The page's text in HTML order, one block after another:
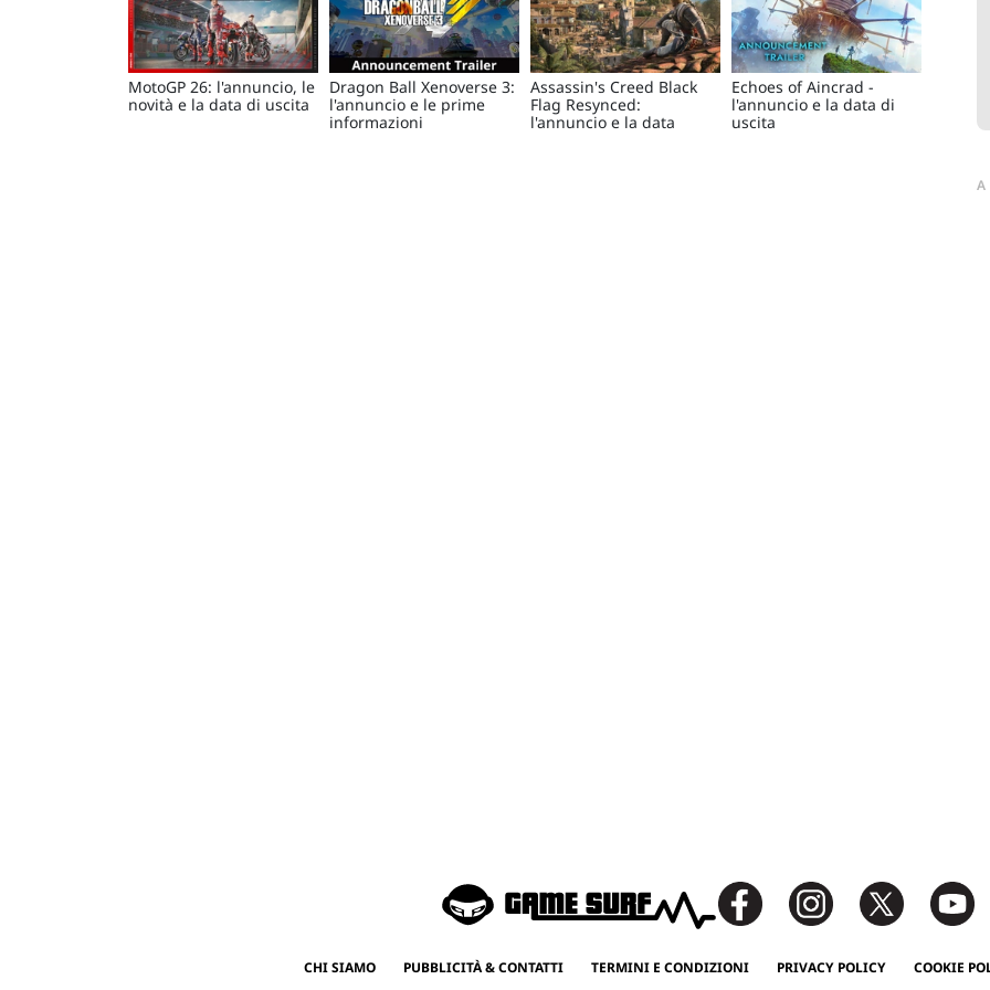
MotoGP 26: l'annuncio, le
novità e la data di uscita
Dragon Ball Xenoverse 3:
l'annuncio e le prime
informazioni
Assassin's Creed Black
Flag Resynced:
l'annuncio e la data
Echoes of Aincrad -
l'annuncio e la data di
uscita
CHI SIAMO PUBBLICITÀ & CONTATTI TERMINI E CONDIZIONI PRIVACY POLICY COOKIE